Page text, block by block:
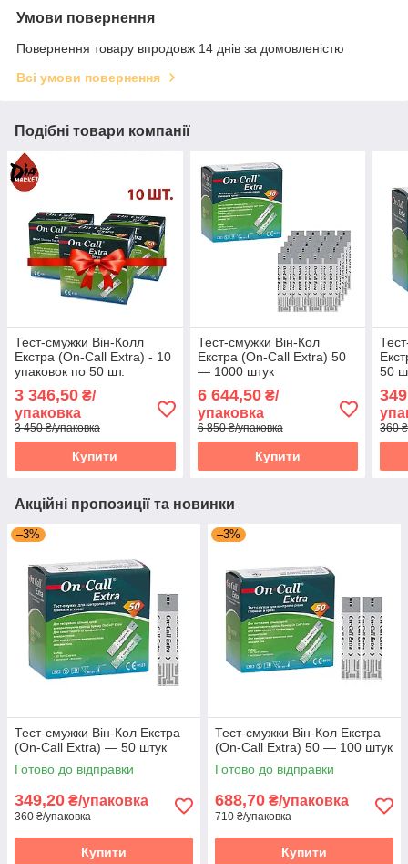
Умови повернення
Повернення товару впродовж 14 днів за домовленістю
Всі умови повернення
Подібні товари компанії
Тест-смужки Він-Колл
Екстра (On-Call Extra) - 10
упаковок по 50 шт.
3 346,50 ₴/
упаковка
3 450 ₴/упаковка
Купити
Тест-смужки Він-Кол
Екстра (On-Call Extra) 50
— 1000 штук
6 644,50₴/
упаковка
6 850 ₴/упаковка
Купити
50
360
Акційні пропозиції та новинки
–3%
Тест-смужки Він-Кол Екстра
(On-Call Extra) — 50 штук
Готово до відправки
349,20 ₴/упаковка
360 ₴/упаковка
Купити
–3%
Тест-смужки Він-Кол Екстра
(On-Call Extra) 50 — 100 штук
Готово до відправки
688,70 ₴/упаковка
710 ₴/упаковка
Купити